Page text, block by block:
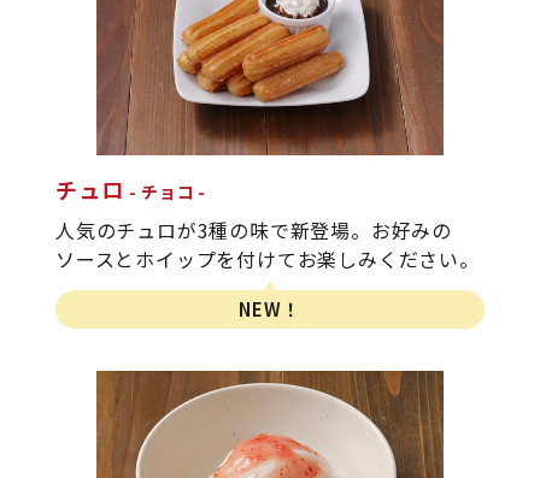
チュロ チョコ
人気のチュロが3種の味で新登場。お好みの
ソースとホイップを付けてお楽しみください。
NEW！